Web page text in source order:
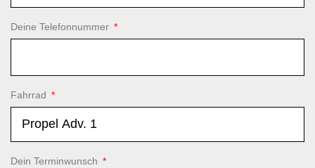
Deine Telefonnummer
Fahrrad
Dein Terminwunsch